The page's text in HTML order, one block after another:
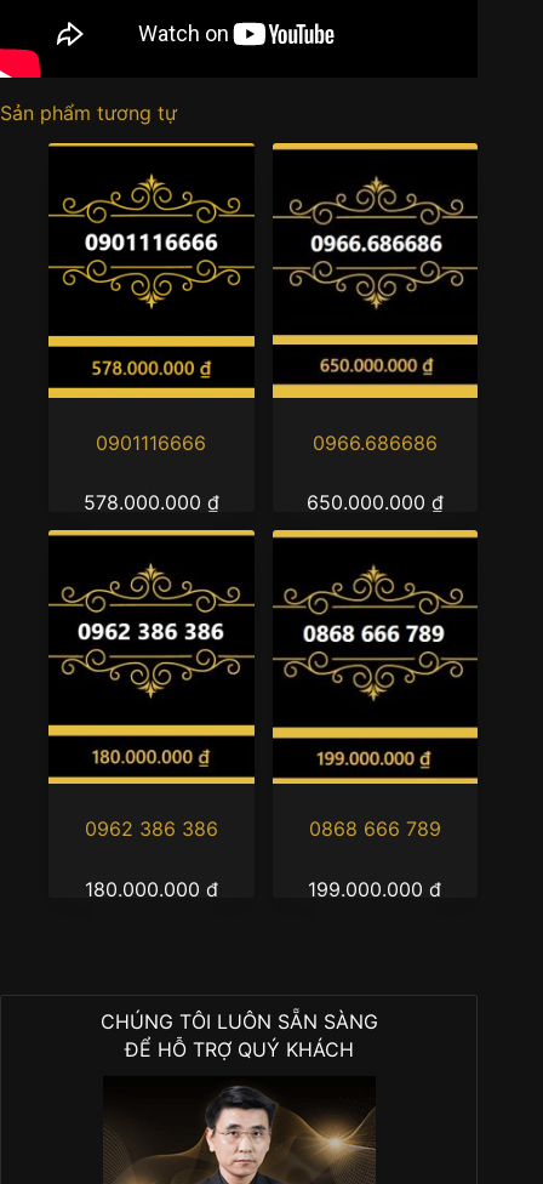
Sản phẩm tương tự
0901116666
578.000.000 ₫
0966.686686
650.000.000 ₫
0962 386 386
180.000.000 ₫
0868 666 789
199.000.000₫
CHÚNG TÔI LUÔN SẴN SÀNG
ĐỂ HỖ TRỢ QUÝ KHÁCH